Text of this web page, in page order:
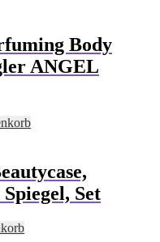
Body
ANGEL
Set